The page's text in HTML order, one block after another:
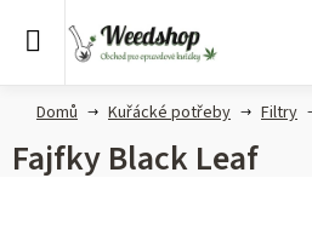
Domů Kuřácké potřeby Filtry
Fajfky Black Leaf